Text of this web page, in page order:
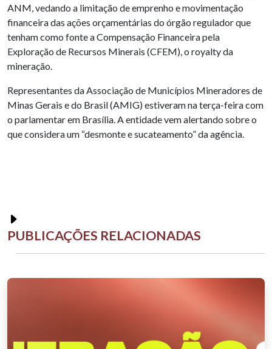
ANM, vedando a limitação de emprenho e movimentação
financeira das ações orçamentárias do órgão regulador que
tenham como fonte a Compensação Financeira pela
Exploração de Recursos Minerais (CFEM), o royalty da
mineração.
Representantes da Associação de Municípios Mineradores de
Minas Gerais e do Brasil (AMIG) estiveram na terça-feira com
o parlamentar em Brasília. A entidade vem alertando sobre o
que considera um “desmonte e sucateamento” da agência.
PUBLICAÇÕES RELACIONADAS